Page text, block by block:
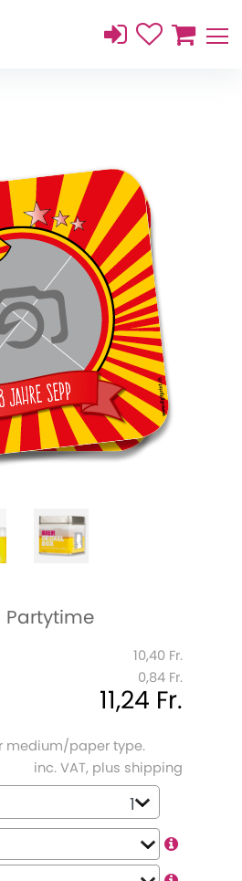
1203 | Partytime
10,40 Fr.
0,84 Fr.
11,24 Fr.
medium/paper type.
inc. VAT, plus shipping